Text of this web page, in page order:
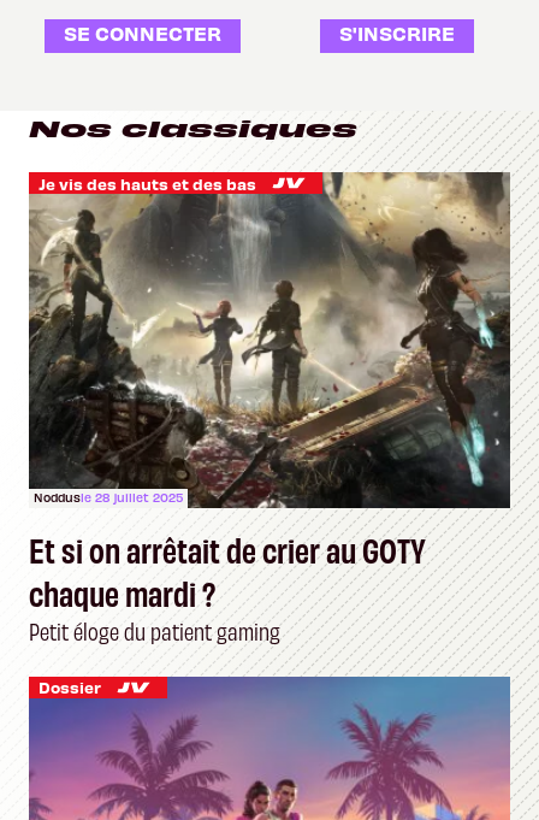
SE CONNECTER S'INSCRIRE
Nos classiques
Je vis des hauts et des bas
Noddusle 28 juillet 2025
Et si on arrêtait de crier au GOTY
chaque mardi ?
Petit éloge du patient gaming
Dossier